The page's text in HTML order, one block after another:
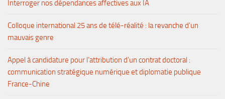
Interroger nos dépendances affectives aux IA
Colloque international 25 ans de télé-réalité : la revanche d’un
mauvais genre
Appel à candidature pour l’attribution d’un contrat doctoral :
communication stratégique numérique et diplomatie publique
France-Chine